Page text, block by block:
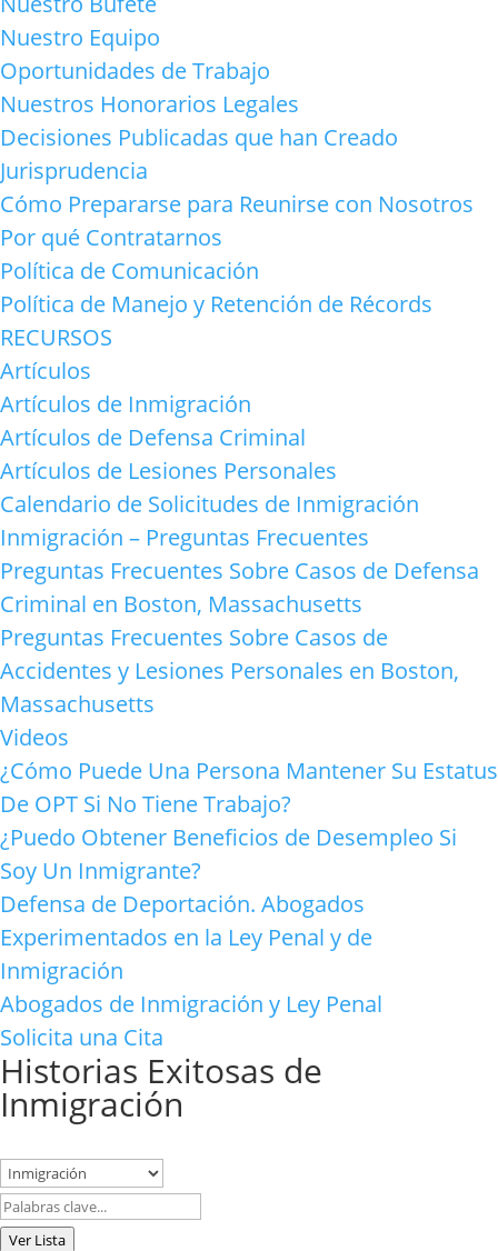
Nuestro Equipo
Oportunidades de Trabajo
Nuestros Honorarios Legales
Decisiones Publicadas que han Creado
Jurisprudencia
Cómo Prepararse para Reunirse con Nosotros
Por qué Contratarnos
Política de Comunicación
Política de Manejo y Retención de Récords
RECURSOS
Artículos
Artículos de Inmigración
Artículos de Defensa Criminal
Artículos de Lesiones Personales
Calendario de Solicitudes de Inmigración
Inmigración – Preguntas Frecuentes
Preguntas Frecuentes Sobre Casos de Defensa
Criminal en Boston, Massachusetts
Preguntas Frecuentes Sobre Casos de
Accidentes y Lesiones Personales en Boston,
Massachusetts
Videos
¿Cómo Puede Una Persona Mantener Su Estatus
De OPT Si No Tiene Trabajo?
¿Puedo Obtener Beneficios de Desempleo Si
Soy Un Inmigrante?
Defensa de Deportación. Abogados
Experimentados en la Ley Penal y de
Inmigración
Abogados de Inmigración y Ley Penal
Solicita una Cita
Historias Exitosas de
Inmigración
Buscar:
Ver Lista